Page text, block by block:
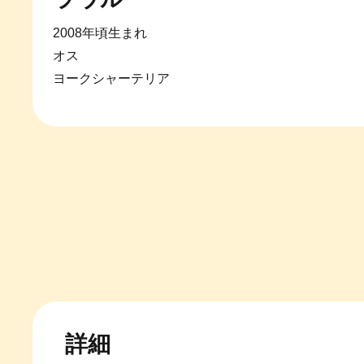
2008年頃生まれ
オス
ヨークシャーテリア
詳細